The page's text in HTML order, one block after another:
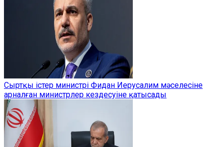
Сыртқы істер министрі Фидан Иерусалим мәселесіне
арналған министрлер кездесуіне қатысады